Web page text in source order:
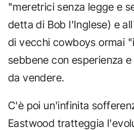
"meretrici senza legge e
detta di Bob l'Inglese) e
di vecchi cowboys ormai
sebbene con esperienza
da vendere.
C'è poi un'infinita
Eastwood tratteggia